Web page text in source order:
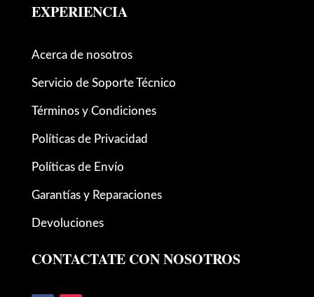
EXPERIENCIA
Acerca de nosotros
Servicio de Soporte Técnico
Términos y Condiciones
Políticas de Privacidad
Políticas de Envío
Garantías y Reparaciones
Devoluciones
CONTACTATE CON NOSOTROS